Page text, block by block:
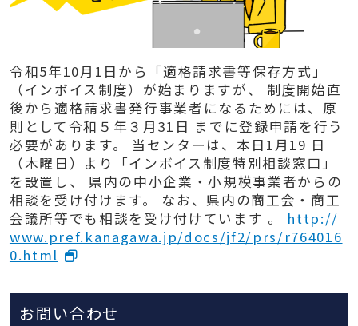
令和5年10月1日から「適格請求書等保存方式」
（インボイス制度）が始まりますが、 制度開始直
後から適格請求書発行事業者になるためには、原
則として令和５年３月31日 までに登録申請を行う
必要があります。 当センターは、本日1月19 日
（木曜日）より「インボイス制度特別相談窓口」
を設置し、 県内の中小企業・小規模事業者からの
相談を受け付けます。 なお、県内の商工会・商工
会議所等でも相談を受け付けています 。 http://
www.pref.kanagawa.jp/docs/jf2/prs/r764016
0.html
お問い合わせ